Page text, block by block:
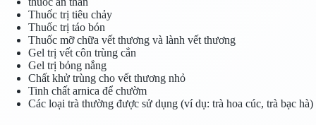
Thuốc trị tiêu chảy
Thuốc trị táo bón
Thuốc mỡ chữa vết thương và lành vết thương
Gel trị vết côn trùng cắn
Gel trị bỏng nắng
Chất khử trùng cho vết thương nhỏ
Tinh chất arnica để chườm
Các loại trà thường được sử dụng (ví dụ: trà hoa cúc, trà bạc hà)